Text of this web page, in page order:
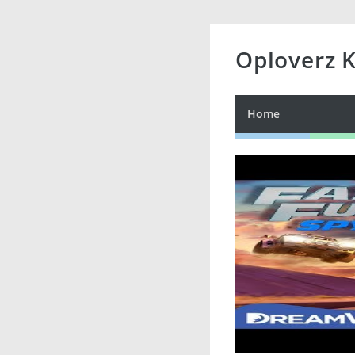
Oploverz
Home